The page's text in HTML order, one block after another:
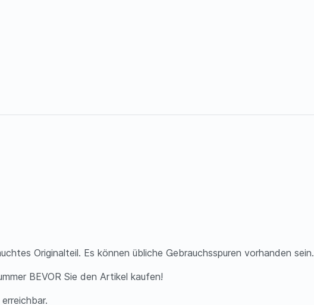
Originalteil. Es können übliche Gebrauchsspuren vorhanden sein.
BEVOR Sie den Artikel kaufen!